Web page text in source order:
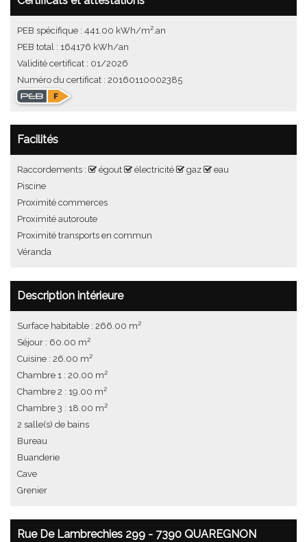
PEB spécifique : 441.00 kWh/m².an
PEB total : 164176 kWh/an
Validité certificat : 01/2026
Numéro du certificat : 20160110002385
Facilités
Raccordements : égout électricité gaz
eau
Piscine
Proximité commerces
Proximité autoroute
Proximité transports en commun
Véranda
Description intérieure
Surface habitable : 266.00 m²
Séjour : 60.00 m²
Cuisine : 26.00 m²
Chambre 1 : 20.00 m²
Chambre 2 : 19.00 m²
Chambre 3 : 18.00 m²
2 salle(s) de bains
Bureau
Buanderie
Cave
Grenier
Rue De Lambrechies 299 - 7390 QUAREGNON